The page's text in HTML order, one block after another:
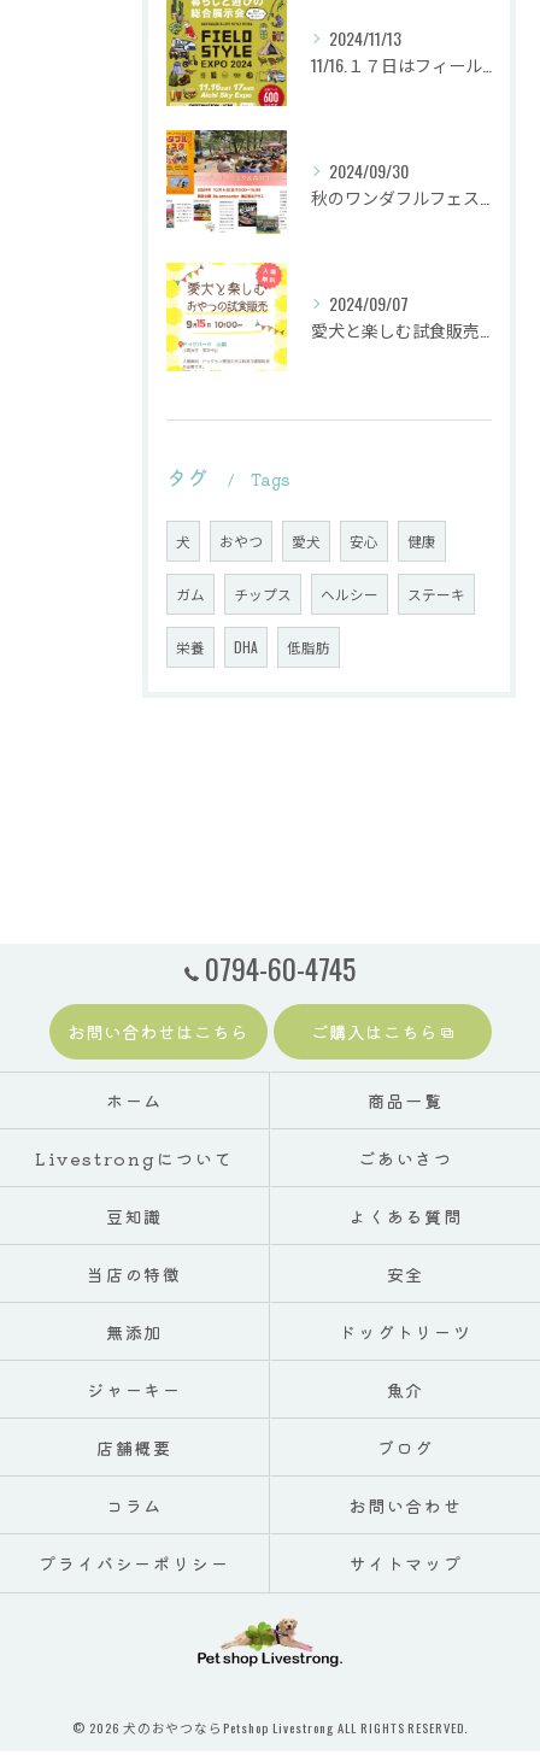
2024/11/13
2024/09/30
2024/09/07
タグ Tags
犬 おやつ 愛犬 安心 健康
ガム チップス ヘルシー ステーキ
栄養 DHA 低脂肪
0794-60-4745
お問い合わせはこちら ご購入はこちら
ホーム 商品一覧
Livestrongについて ごあいさつ
豆知識 よくある質問
当店の特徴 安全
無添加 ドッグトリーツ
ジャーキー 魚介
店舗概要 ブログ
コラム お問い合わせ
プライバシーポリシー サイトマップ
© 2026 犬のおやつならPetshop Livestrong ALL RIGHTS RESERVED.